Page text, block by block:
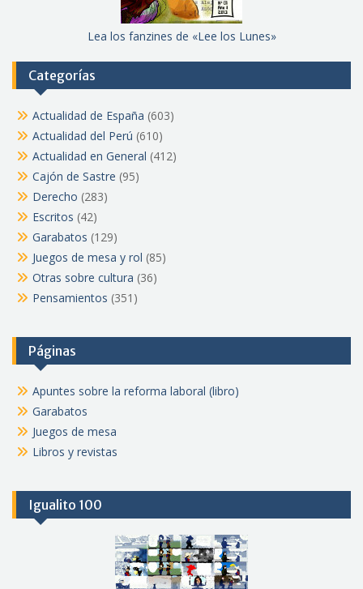
Lea los fanzines de «Lee los Lunes»
Categorías
Actualidad de España (603)
Actualidad del Perú (610)
Actualidad en General (412)
Cajón de Sastre (95)
Derecho (283)
Escritos (42)
Garabatos (129)
Juegos de mesa y rol (85)
Otras sobre cultura (36)
Pensamientos (351)
Páginas
Apuntes sobre la reforma laboral (libro)
Garabatos
Juegos de mesa
Libros y revistas
Igualito 100